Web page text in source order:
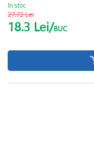
In stoc
27.72 Lei
18.3 Lei/BUC